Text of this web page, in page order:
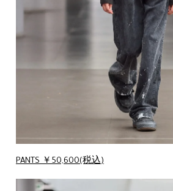
PANTS ￥50,600(税込)